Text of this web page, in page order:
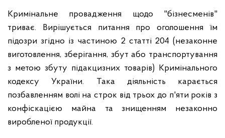
Кримінальне провадження щодо "бізнесменів"
триває. Вирішується питання про оголошення їм
підозри згідно із частиною 2 статті 204 (незаконне
виготовлення, зберігання, збут або транспортування
з метою збуту підакцизних товарів) Кримінального
кодексу України. Така діяльність карається
позбавленням волі на строк від трьох до п'яти років з
конфіскацією майна та знищенням незаконно
виробленої продукції.